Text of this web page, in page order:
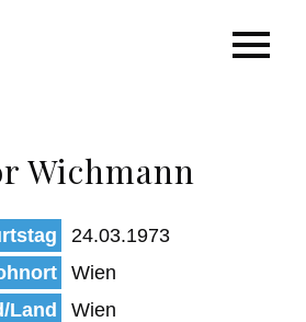
Wichmann
24.03.1973
Wien
Land
Wien
Liste